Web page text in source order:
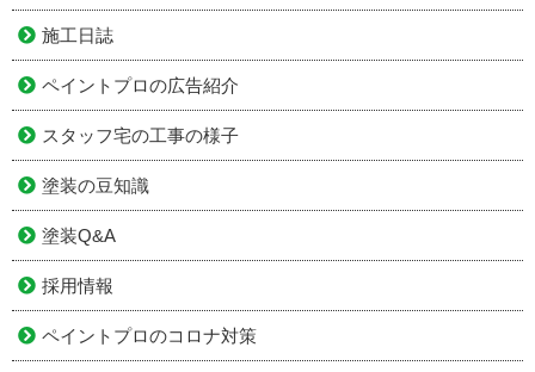
施工日誌
ペイントプロの広告紹介
スタッフ宅の工事の様子
塗装の豆知識
塗装Q&A
採用情報
ペイントプロのコロナ対策